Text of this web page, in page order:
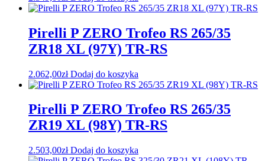
Pirelli P ZERO Trofeo RS 265/35
ZR18 XL (97Y) TR-RS
2.062,00zł Dodaj do koszyka
Pirelli P ZERO Trofeo RS 265/35
ZR19 XL (98Y) TR-RS
2.503,00zł Dodaj do koszyka